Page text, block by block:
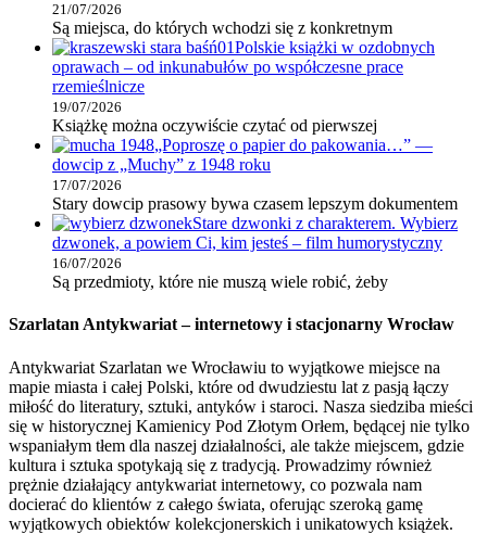
21/07/2026
Są miejsca, do których wchodzi się z konkretnym
Polskie książki w ozdobnych
oprawach – od inkunabułów po współczesne prace
rzemieślnicze
19/07/2026
Książkę można oczywiście czytać od pierwszej
„Poproszę o papier do pakowania…” —
dowcip z „Muchy” z 1948 roku
17/07/2026
Stary dowcip prasowy bywa czasem lepszym dokumentem
Stare dzwonki z charakterem. Wybierz
dzwonek, a powiem Ci, kim jesteś – film humorystyczny
16/07/2026
Są przedmioty, które nie muszą wiele robić, żeby
Szarlatan Antykwariat – internetowy i stacjonarny Wrocław
Antykwariat Szarlatan we Wrocławiu to wyjątkowe miejsce na
mapie miasta i całej Polski, które od dwudziestu lat z pasją łączy
miłość do literatury, sztuki, antyków i staroci. Nasza siedziba mieści
się w historycznej Kamienicy Pod Złotym Orłem, będącej nie tylko
wspaniałym tłem dla naszej działalności, ale także miejscem, gdzie
kultura i sztuka spotykają się z tradycją. Prowadzimy również
prężnie działający antykwariat internetowy, co pozwala nam
docierać do klientów z całego świata, oferując szeroką gamę
wyjątkowych obiektów kolekcjonerskich i unikatowych książek.